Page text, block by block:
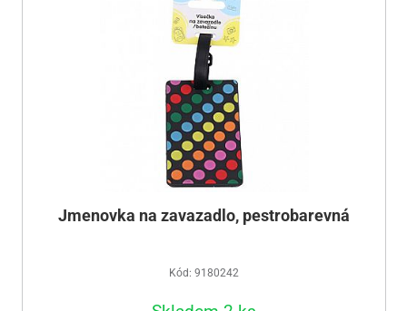
Jmenovka na zavazadlo, pestrobarevná
Kód: 9180242